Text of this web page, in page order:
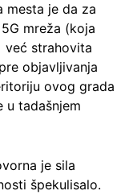
mesta je da za
mreža (koja
već strahovita
objavljivanja
ovog grada
u tadašnjem
je sila
špekulisalo.